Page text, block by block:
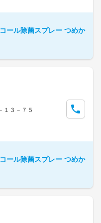
ール除菌スプレー つめか
１３－７５
ール除菌スプレー つめか